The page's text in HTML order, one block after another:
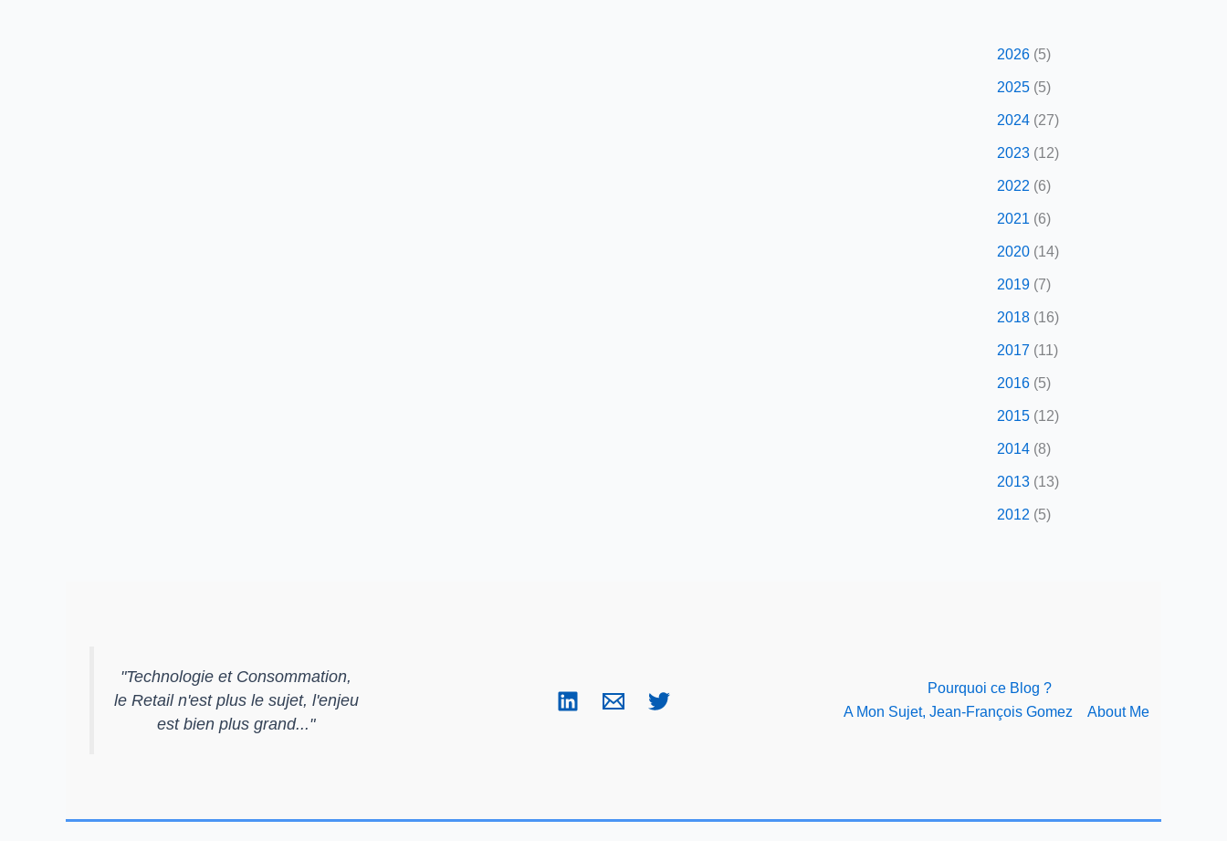
2026 (5)
2025 (5)
2024 (27)
2023 (12)
2022 (6)
2021 (6)
2020 (14)
2019 (7)
2018 (16)
2017 (11)
2016 (5)
2015 (12)
2014 (8)
2013 (13)
2012 (5)
"Technologie et Consommation,
le Retail n'est plus le sujet, l'enjeu
est bien plus grand..."
Pourquoi ce Blog ?
A Mon Sujet, Jean-François Gomez
About Me